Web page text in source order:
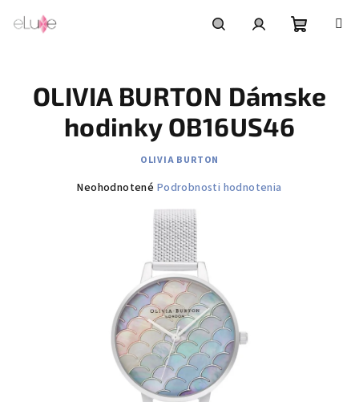
košík
OLIVIA BURTON Dámske
hodinky OB16US46
OLIVIA BURTON
Priemerné
hviezdičiek.
Neohodnotené Podrobnosti hodnotenia